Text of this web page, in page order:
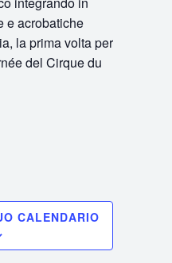
e acrobatiche
la prima volta per
del Cirque du
CALENDARIO